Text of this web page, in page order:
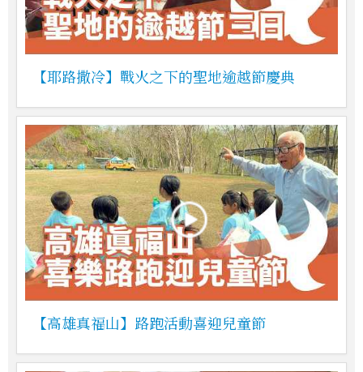
【耶路撒冷】戰火之下的聖地逾越節慶典
【高雄真福山】路跑活動喜迎兒童節